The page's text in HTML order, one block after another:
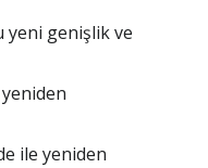
yeni genişlik ve
ile yeniden